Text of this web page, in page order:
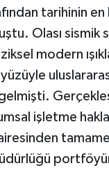
tarihinin en
Olası sismik
modern
işletme